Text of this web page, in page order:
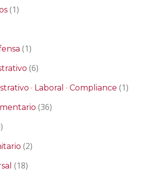
(1)
(1)
(6)
· Laboral · Compliance (1)
(36)
(2)
(18)